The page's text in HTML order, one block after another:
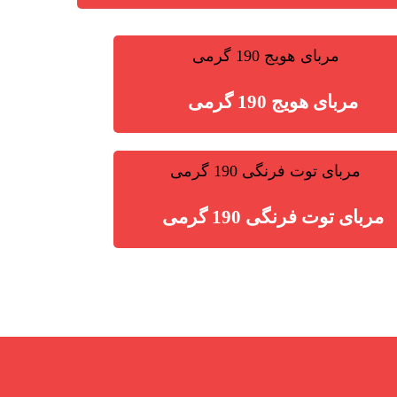
مربای هویج 190 گرمی
مربای توت فرنگی 190 گرمی